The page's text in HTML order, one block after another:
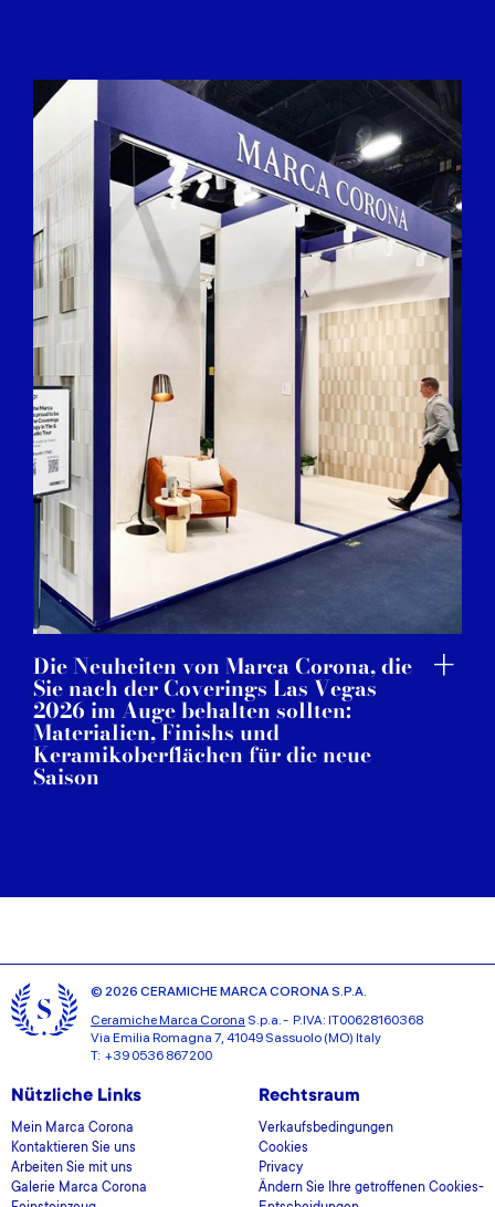
Die Neuheiten von Marca Corona, die
Sie nach der Coverings Las Vegas
2026 im Auge behalten sollten:
Materialien, Finishs und
Keramikoberflächen für die neue
Saison
© 2026 CERAMICHE MARCA CORONA S.P.A.
Ceramiche Marca Corona S.p.a. - P.IVA: IT00628160368
Via Emilia Romagna 7, 41049 Sassuolo (MO) Italy
T: +39 0536 867200
Nützliche Links
Mein Marca Corona
Kontaktieren Sie uns
Arbeiten Sie mit uns
Galerie Marca Corona
Rechtsraum
Verkaufsbedingungen
Cookies
Privacy
Ändern Sie Ihre getroffenen Cookies-